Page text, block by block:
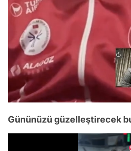
Gününüzü güzelleştirecek